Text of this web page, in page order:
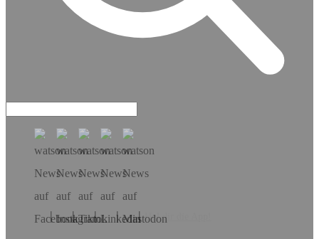
Hol dir die App!